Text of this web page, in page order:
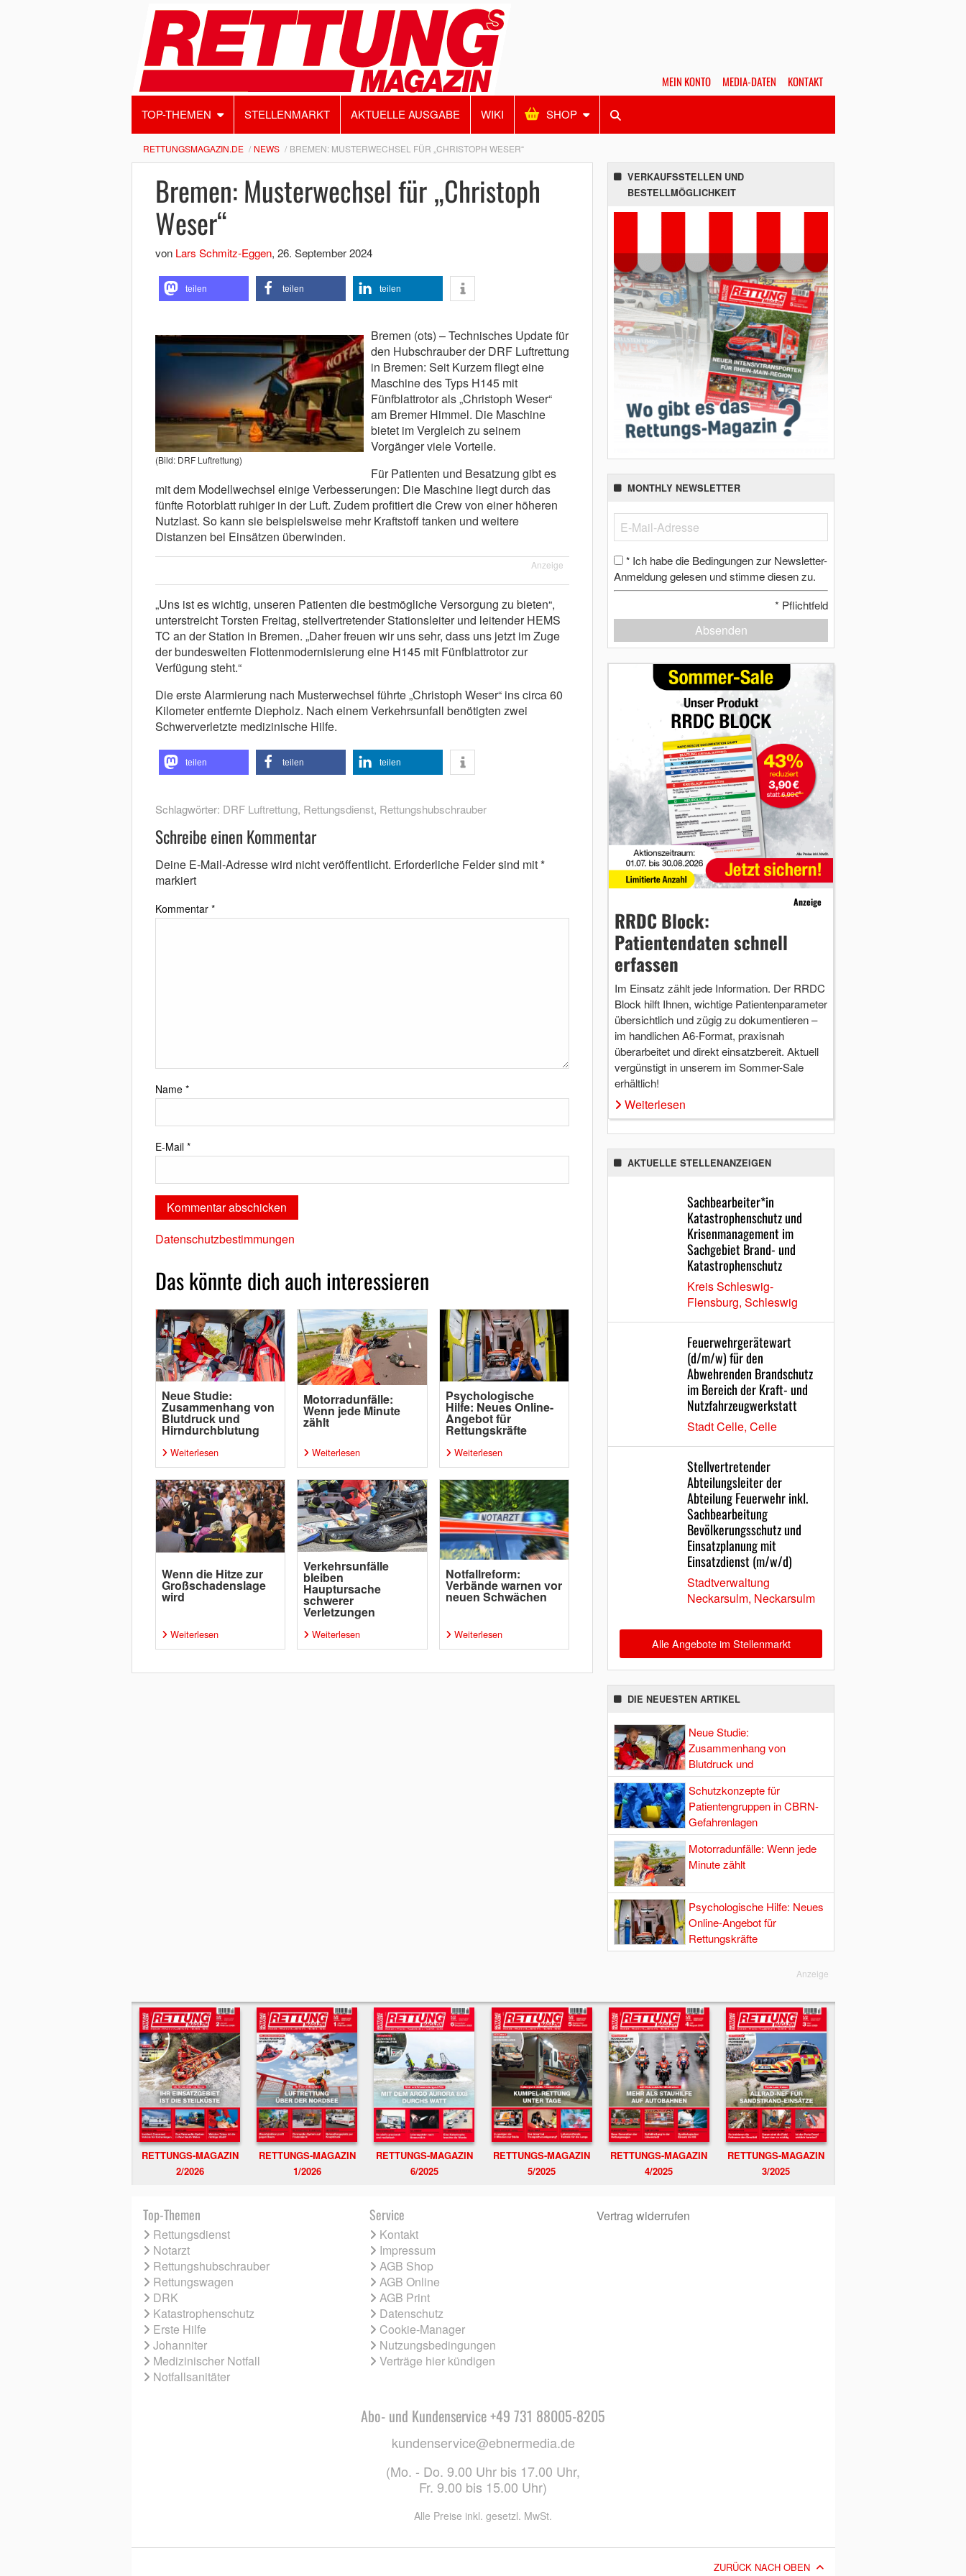
MEIN KONTO MEDIA-DATEN KONTAKT
TOP-THEMEN STELLENMARKT AKTUELLE AUSGABE WIKI SHOP
RETTUNGSMAGAZIN.DE NEWS BREMEN: MUSTERWECHSEL FÜR „CHRISTOPH WESER“
Bremen: Musterwechsel für „Christoph
Weser“
von Lars Schmitz-Eggen, 26. September 2024
teilen teilen teilen
(Bild: DRF Luftrettung)
Bremen (ots) – Technisches Update für
den Hubschrauber der DRF Luftrettung
in Bremen: Seit Kurzem fliegt eine
Maschine des Typs H145 mit
Fünfblattrotor als „Christoph Weser“
am Bremer Himmel. Die Maschine
bietet im Vergleich zu seinem
Vorgänger viele Vorteile.
Für Patienten und Besatzung gibt es
mit dem Modellwechsel einige Verbesserungen: Die Maschine liegt durch das
fünfte Rotorblatt ruhiger in der Luft. Zudem profitiert die Crew von einer höheren
Nutzlast. So kann sie beispielsweise mehr Kraftstoff tanken und weitere
Distanzen bei Einsätzen überwinden.
Anzeige
„Uns ist es wichtig, unseren Patienten die bestmögliche Versorgung zu bieten“,
unterstreicht Torsten Freitag, stellvertretender Stationsleiter und leitender HEMS
TC an der Station in Bremen. „Daher freuen wir uns sehr, dass uns jetzt im Zuge
der bundesweiten Flottenmodernisierung eine H145 mit Fünfblattrotor zur
Verfügung steht.“
Die erste Alarmierung nach Musterwechsel führte „Christoph Weser“ ins circa 60
Kilometer entfernte Diepholz. Nach einem Verkehrsunfall benötigten zwei
Schwerverletzte medizinische Hilfe.
teilen teilen teilen
Schlagwörter: DRF Luftrettung, Rettungsdienst, Rettungshubschrauber
Schreibe einen Kommentar
Deine E-Mail-Adresse wird nicht veröffentlicht. Erforderliche Felder sind mit*
markiert
Kommentar *
Name *
E-Mail *
Datenschutzbestimmungen
Das könnte dich auch interessieren
Neue Studie:
Zusammenhang von
Blutdruck und
Hirndurchblutung
Weiterlesen
Motorradunfälle:
Wenn jede Minute
zählt
Weiterlesen
Psychologische
Hilfe: Neues Online-
Angebot für
Rettungskräfte
Weiterlesen
Wenn die Hitze zur
Großschadenslage
wird
Weiterlesen
Verkehrsunfälle
bleiben
Hauptursache
schwerer
Verletzungen
Weiterlesen
Notfallreform:
Verbände warnen vor
neuen Schwächen
Weiterlesen
VERKAUFSSTELLEN UND
BESTELLMÖGLICHKEIT
MONTHLY NEWSLETTER
* Ich habe die Bedingungen zur Newsletter-
Anmeldung gelesen und stimme diesen zu.
* Pflichtfeld
Absenden
Anzeige
RRDC Block:
Patientendaten schnell
erfassen
Im Einsatz zählt jede Information. Der RRDC
Block hilft Ihnen, wichtige Patientenparameter
übersichtlich und zügig zu dokumentieren –
im handlichen A6-Format, praxisnah
überarbeitet und direkt einsatzbereit. Aktuell
vergünstigt in unserem im Sommer-Sale
erhältlich!
Weiterlesen
AKTUELLE STELLENANZEIGEN
Sachbearbeiter*in
Katastrophenschutz und
Krisenmanagement im
Sachgebiet Brand- und
Katastrophenschutz
Kreis Schleswig-
Flensburg, Schleswig
Feuerwehrgerätewart
(d/m/w) für den
Abwehrenden Brandschutz
im Bereich der Kraft- und
Nutzfahrzeugwerkstatt
Stadt Celle, Celle
Stellvertretender
Abteilungsleiter der
Abteilung Feuerwehr inkl.
Sachbearbeitung
Bevölkerungsschutz und
Einsatzplanung mit
Einsatzdienst (m/w/d)
Stadtverwaltung
Neckarsulm, Neckarsulm
Alle Angebote im Stellenmarkt
DIE NEUESTEN ARTIKEL
Neue Studie:
Zusammenhang von
Blutdruck und
Hirndurchblutung
Schutzkonzepte für
Patientengruppen in CBRN-
Gefahrenlagen
Motorradunfälle: Wenn jede
Minute zählt
Psychologische Hilfe: Neues
Online-Angebot für
Rettungskräfte
Anzeige
RETTUNGS-MAGAZIN
2/2026
RETTUNGS-MAGAZIN
1/2026
RETTUNGS-MAGAZIN
6/2025
RETTUNGS-MAGAZIN
5/2025
RETTUNGS-MAGAZIN
4/2025
RETTUNGS-MAGAZIN
3/2025
Top-Themen
Rettungsdienst
Notarzt
Rettungshubschrauber
Rettungswagen
DRK
Katastrophenschutz
Erste Hilfe
Johanniter
Medizinischer Notfall
Notfallsanitäter
Service
Kontakt
Impressum
AGB Shop
AGB Online
AGB Print
Datenschutz
Cookie-Manager
Nutzungsbedingungen
Verträge hier kündigen
Vertrag widerrufen
Abo- und Kundenservice +49 731 88005-8205
kundenservice@ebnermedia.de
(Mo. - Do. 9.00 Uhr bis 17.00 Uhr,
Fr. 9.00 bis 15.00 Uhr)
Alle Preise inkl. gesetzl. MwSt.
ZURÜCK NACH OBEN